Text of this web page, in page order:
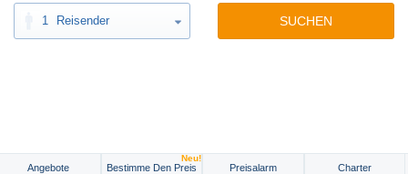
1 Reisender SUCHEN
Angebote Bestimme Den Preis
Neu!
Preisalarm Charter